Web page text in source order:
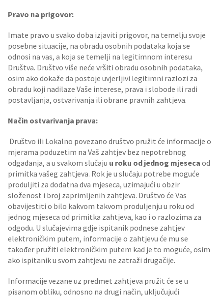
Pravo na prigovor:
Imate pravo u svako doba izjaviti prigovor, na temelju svoje
posebne situacije, na obradu osobnih podataka koja se
odnosi na vas, a koja se temelji na legitimnom interesu
Društva. Društvo više neće vršiti obradu osobnih podataka,
osim ako dokaže da postoje uvjerljivi legitimni razlozi za
obradu koji nadilaze Vaše interese, prava i slobode ili radi
postavljanja, ostvarivanja ili obrane pravnih zahtjeva.
Način ostvarivanja prava:
Društvo ili Lokalno povezano društvo pružit će informacije o
mjerama poduzetim na Vaš zahtjev bez nepotrebnog
odgađanja, a u svakom slučaju u roku od jednog mjeseca od
primitka vašeg zahtjeva. Rok je u slučaju potrebe moguće
produljiti za dodatna dva mjeseca, uzimajući u obzir
složenost i broj zaprimljenih zahtjeva. Društvo će Vas
obavijestiti o bilo kakvom takvom produljenju u roku od
jednog mjeseca od primitka zahtjeva, kao i o razlozima za
odgodu. U slučajevima gdje ispitanik podnese zahtjev
elektroničkim putem, informacije o zahtjevu će mu se
također pružiti elektroničkim putem kad je to moguće, osim
ako ispitanik u svom zahtjevu ne zatraži drugačije.
Informacije vezane uz predmet zahtjeva pružit će se u
pisanom obliku, odnosno na drugi način, uključujući